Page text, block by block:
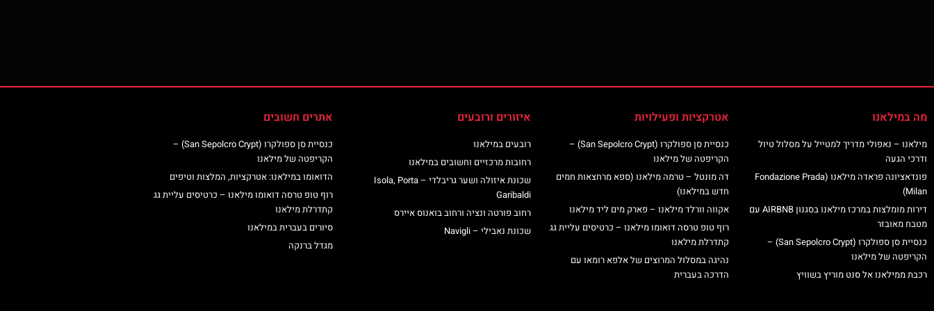
מה במילאנו
מילאנו – נאפולי מדריך למטייל על מסלול טיול
ודרכי הגעה
פונדאציונה פראדה מילאנו (Fondazione Prada
Milan)
דירות מומלצות במרכז מילאנו בסגנון AIRBNB עם
מטבח מאובזר
כנסיית סן ספולקרו (San Sepolcro Crypt) –
הקריפטה של מילאנו
רכבת ממילאנו אל סנט מוריץ בשוויץ
אטרקציות ופעילויות
כנסיית סן ספולקרו (San Sepolcro Crypt) –
הקריפטה של מילאנו
דה מונטל – טרמה מילאנו (ספא מרחצאות חמים
חדש במילאנו)
אקווה וורלד מילאנו – פארק מים ליד מילאנו
רוף טופ טרסה דואומו מילאנו – כרטיסים עליית גג
קתדרלת מילאנו
נהיגה במסלול המרוצים של אלפא רומאו עם
הדרכה בעברית
איזורים ורובעים
רובעים במילאנו
רחובות מרכזיים וחשובים במילאנו
שכונת איזולה ושער גריבלדי – Isola, Porta
Garibaldi
רחוב פורטה ונציה ורחוב בואנוס איירס
שכונת נאבילי – Navigli
אתרים חשובים
כנסיית סן ספולקרו (San Sepolcro Crypt) –
הקריפטה של מילאנו
הדואומו במילאנו: אטרקציות, המלצות וטיפים
רוף טופ טרסה דואומו מילאנו – כרטיסים עליית גג
קתדרלת מילאנו
סיורים בעברית במילאנו
מגדל ברנקה